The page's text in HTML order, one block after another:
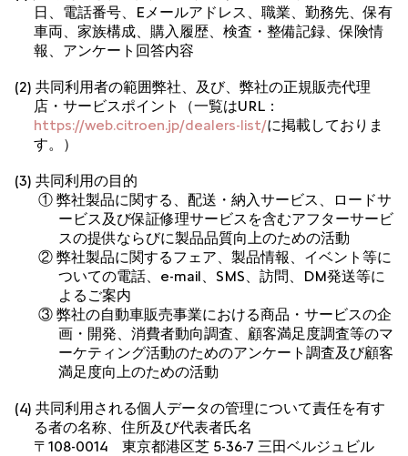
日、電話番号、Eメールアドレス、職業、勤務先、保有
車両、家族構成、購入履歴、検査・整備記録、保険情
報、アンケート回答内容
(2) 共同利用者の範囲弊社、及び、弊社の正規販売代理
店・サービスポイント（一覧はURL：
https://web.citroen.jp/dealers-list/に掲載しておりま
す。）
(3) 共同利用の目的
① 弊社製品に関する、配送・納入サービス、ロードサ
ービス及び保証修理サービスを含むアフターサービ
スの提供ならびに製品品質向上のための活動
② 弊社製品に関するフェア、製品情報、イベント等に
ついての電話、e-mail、SMS、訪問、DM発送等に
よるご案内
③ 弊社の自動車販売事業における商品・サービスの企
画・開発、消費者動向調査、顧客満足度調査等のマ
ーケティング活動のためのアンケート調査及び顧客
満足度向上のための活動
(4) 共同利用される個人データの管理について責任を有す
る者の名称、住所及び代表者氏名
〒108-0014 東京都港区芝 5-36-7 三田ベルジュビル